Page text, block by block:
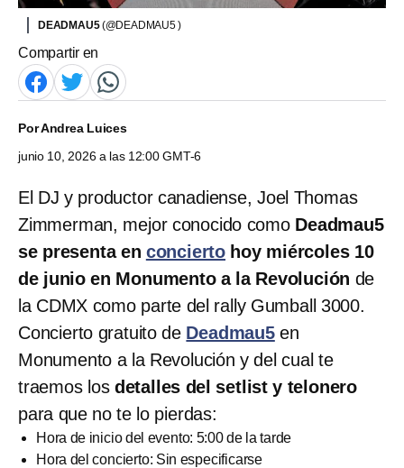
DEADMAU5(@DEADMAU5 )
Compartir en
PorAndrea Luices
junio 10, 2026 a las 12:00 GMT-6
El DJ y productor canadiense, Joel Thomas
Zimmerman, mejor conocido comoDeadmau5
se presenta en concierto hoy miércoles 10
de junio en Monumento a la Revolución de
la CDMX como parte del rally Gumball 3000.
Concierto gratuito de Deadmau5en
Monumento a la Revolución y del cual te
traemos los detalles del setlist y telonero
para que no te lo pierdas:
Hora de inicio del evento: 5:00 de la tarde
Hora del concierto: Sin especificarse